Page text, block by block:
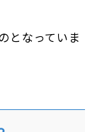
となっていま